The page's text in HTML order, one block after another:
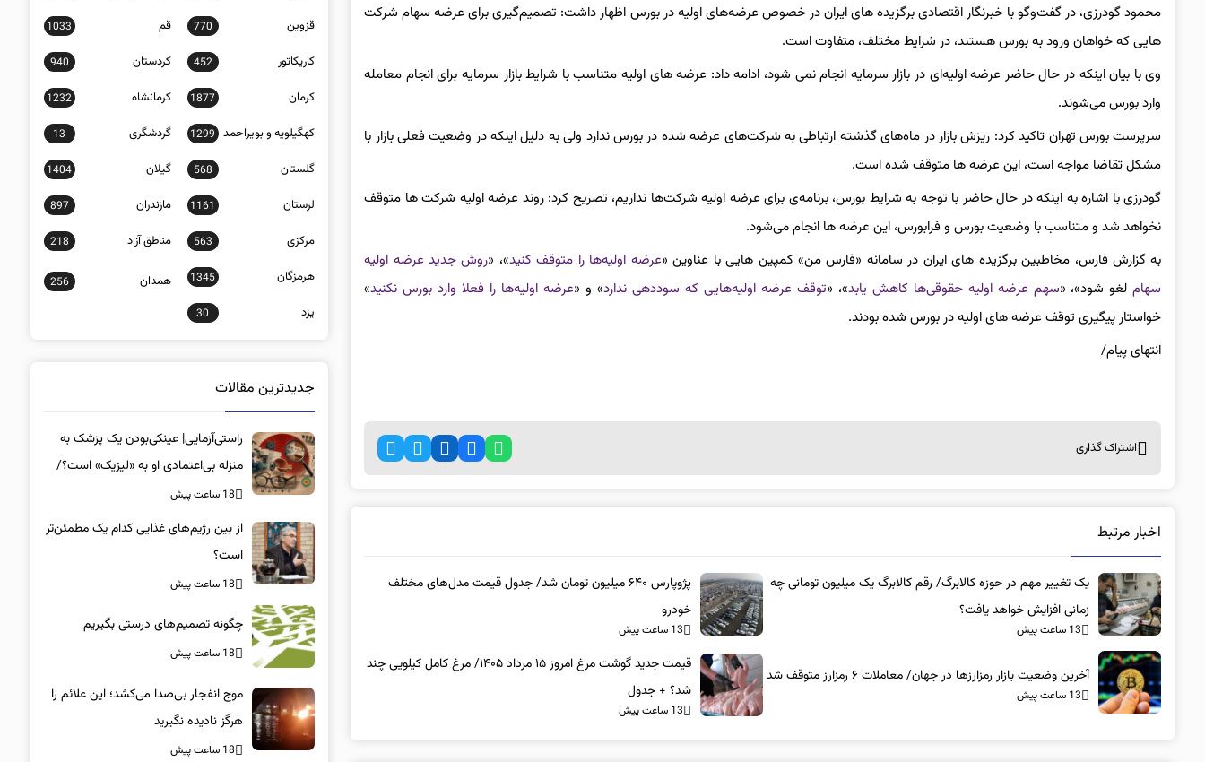
محمود گودرزی، ‌در گفت‌و‌گو با خبرنگار اقتصادی برگزیده های ایران در خصوص عرضه‌های اولیه در بورس اظهار داشت: تصمیم‌گیری برای عرضه سهام شرکت
هایی که خواهان ورود به بورس هستند، در شرایط مختلف، متفاوت است.
وی با بیان اینکه در حال حاضر عرضه اولیه‌ای در بازار سرمایه انجام نمی شود، ادامه داد: عرضه های اولیه متناسب با شرایط بازار سرمایه برای انجام معامله
وارد بورس می‌شوند.
سرپرست بورس تهران تاکید کرد: ریزش بازار در ماه‌های گذشته ارتباطی به شرکت‌های عرضه شده در بورس ندارد‌ ولی به دلیل اینکه در وضعیت فعلی بازار با
مشکل تقاضا مواجه است، این عرضه ها متوقف شده است.
گودرزی با اشاره به اینکه در حال حاضر با توجه به شرایط بورس، برنامه‌ی برای عرضه اولیه شرکت‌ها نداریم، تصریح کرد: روند عرضه اولیه شرکت ها متوقف
نخواهد شد و متناسب با وضعیت بورس و فرابورس، این عرضه ها انجام ‌می‌شود.
به گزارش فارس، مخاطبین برگزیده های ایران در سامانه «فارس من» کمپین هایی با عناوین «عرضه اولیه‌ها را متوقف کنید»، «روش جدید عرضه اولیه
سهاملغو شود»، «سهم عرضه اولیه حقوقی‌ها کاهش یابد»، «توقف عرضه‌ اولیه‌هایی که سوددهی ندارد» و «عرضه اولیه‌ها را فعلا وارد بورس نکنید»
خواستار پیگیری توقف عرضه های اولیه در بورس شده بودند.
انتهای پیام/
اشتراک گذاری
اخبار مرتبط
یک تغییر مهم در حوزه کالابرگ/ رقم کالابرگ یک میلیون تومانی چه
زمانی افزایش خواهد یافت؟
13 ساعت پیش
پژوپارس ۶۴۰ میلیون تومان شد/ جدول قیمت مدل‌های مختلف
خودرو
13 ساعت پیش
آخرین وضعیت بازار رمزارزها در جهان/ معاملات ۶ رمزارز متوقف شد
13 ساعت پیش
قیمت جدید گوشت مرغ امروز ۱۵ مرداد ۱۴۰۵/ مرغ کامل کیلویی چند
شد؟ + جدول
13 ساعت پیش
قزوین 770 قم 1033
کاریکاتور 452 کردستان 940
کرمان 1877 کرمانشاه 1232
کهگیلویه و بویراحمد 1299 گردشگری 13
گلستان 568 گیلان 1404
لرستان 1161 مازندران 897
مرکزی 563 مناطق آزاد 218
هرمزگان 1345 همدان 256
یزد 30
جدیدترین مقالات
راستی‌آزمایی| عینکی‌بودن یک پزشک به
منزله بی‌اعتمادی او به «لیزیک» است؟/
جراحان، چشم فرزندان خود را لیزیک
می‌کنند؟
18 ساعت پیش
از بین رژیم‌های غذایی کدام یک مطمئن‌تر
است؟‌
18 ساعت پیش
چگونه تصمیم‌های درستی بگیریم
18 ساعت پیش
موج انفجار بی‌صدا می‌کشد؛ این علائم را
هرگز نادیده نگیرید
18 ساعت پیش